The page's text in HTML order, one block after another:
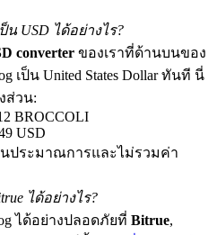
USDT
USDT Bonus
น USD ได้อย่างไร?
converter ของเราที่ด้านบนของ
เป็น United States Dollar ทันที นี่
ส่วน:
BROCCOLI
USD
ประมาณการและไม่รวมค่า
ได้อย่างไร?
ได้อย่างปลอดภัยที่ Bitrue,